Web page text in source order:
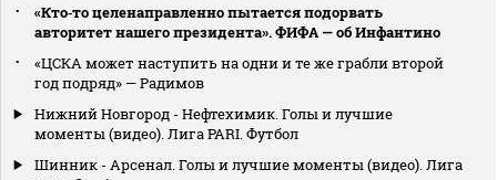
«Кто‑то целенаправленно пытается подорвать
авторитет нашего президента». ФИФА — об Инфантино
«ЦСКА может наступить на одни и те же грабли второй
год подряд» — Радимов
Нижний Новгород - Нефтехимик. Голы и лучшие
моменты (видео). Лига PARI. Футбол
Шинник - Арсенал. Голы и лучшие моменты (видео). Лига